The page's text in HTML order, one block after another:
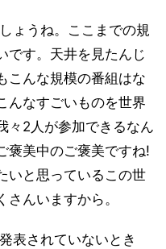
ょうね。ここまでの規
です。天井を見たんじ
こんな規模の番組はな
んなすごいものを世界
々2人が参加できるなん
褒美中のご褒美ですね!
いと思っているこの世
んいますから。
表されていないとき